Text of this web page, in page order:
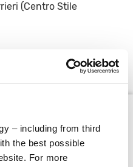
– including from third
the best possible
For more
(Centro Stile